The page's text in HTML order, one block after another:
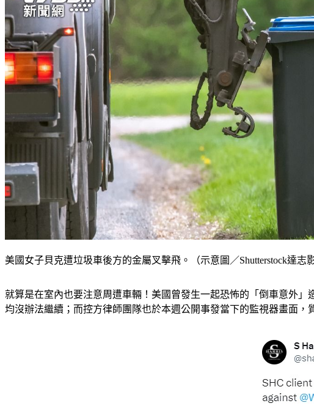
美國女子貝克遭垃圾車後方的金屬叉擊飛。（示意圖／Shutterstock達志影
就算是在室內也要注意周遭車輛！美國曾發生一起恐怖的「倒車意外
均沒辦法繼續；而控方律師團隊也於本週公開事發當下的監視器畫面